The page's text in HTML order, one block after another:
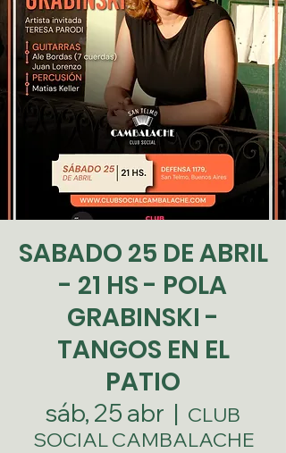
SABADO 25 DE ABRIL
- 21 HS - POLA
GRABINSKI -
TANGOS EN EL
PATIO
sáb, 25 abr
  |
CLUB
SOCIAL CAMBALACHE